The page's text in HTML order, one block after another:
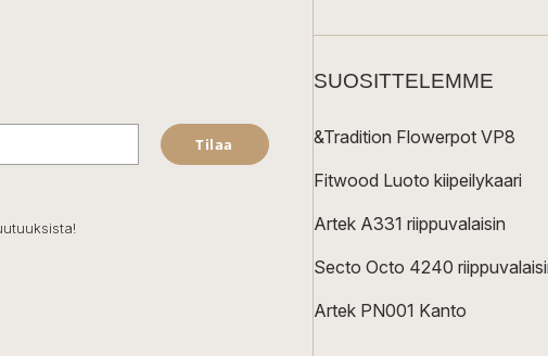
Tilaa
SUOSITTELEMME
&Tradition Flowerpot VP8
Fitwood Luoto kiipeilykaari
Artek A331 riippuvalaisin
Secto Octo 4240
Artek PN001 Kanto